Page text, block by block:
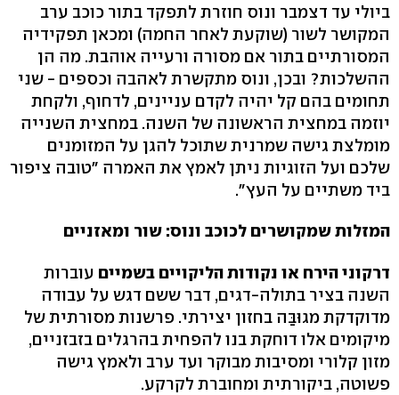
ביולי עד דצמבר ונוס חוזרת לתפקד בתור כוכב ערב
המקושר לשור (שוקעת לאחר החמה) ומכאן תפקידיה
המסורתיים בתור אם מסורה ורעייה אוהבת. מה הן
ההשלכות? ובכן, ונוס מתקשרת לאהבה וכספים - שני
תחומים בהם קל יהיה לקדם עניינים, לדחוף, ולקחת
יוזמה במחצית הראשונה של השנה. במחצית השנייה
מומלצת גישה שמרנית שתוכל להגן על המזומנים
שלכם ועל הזוגיות ניתן לאמץ את האמרה "טובה ציפור
ביד משתיים על העץ".
המזלות שמקושרים לכוכב ונוס: שור ומאזניים
דרקוני הירח או נקודות הליקויים בשמיים עוברות
השנה בציר בתולה-דגים, דבר ששם דגש על עבודה
מדוקדקת מגוּבַּה בחזון יצירתי. פרשנות מסורתית של
מיקומים אלו דוחקת בנו להפחית בהרגלים בזבזניים,
מזון קלורי ומסיבות מבוקר ועד ערב ולאמץ גישה
פשוטה, ביקורתית ומחוברת לקרקע.